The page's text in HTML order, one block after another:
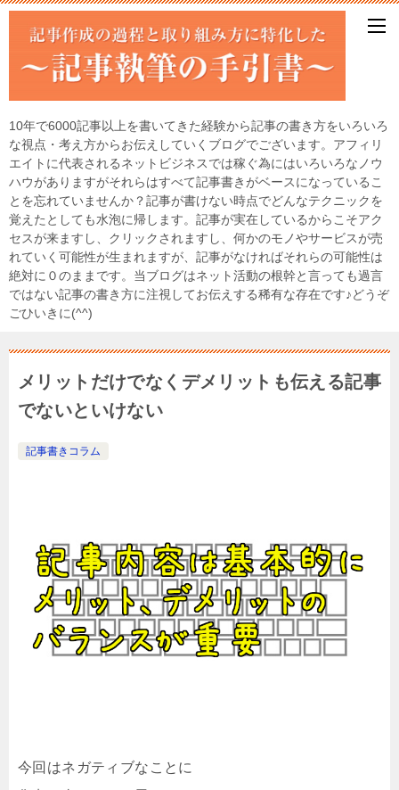
10年で6000記事以上を書いてきた経験から記事の書き方をいろいろ
な視点・考え方からお伝えしていくブログでございます。アフィリ
エイトに代表されるネットビジネスでは稼ぐ為にはいろいろなノウ
ハウがありますがそれらはすべて記事書きがベースになっているこ
とを忘れていませんか？記事が書けない時点でどんなテクニックを
覚えたとしても水泡に帰します。記事が実在しているからこそアク
セスが来ますし、クリックされますし、何かのモノやサービスが売
れていく可能性が生まれますが、記事がなければそれらの可能性は
絶対に０のままです。当ブログはネット活動の根幹と言っても過言
ではない記事の書き方に注視してお伝えする稀有な存在です♪どうぞ
ごひいきに(^^)
メリットだけでなくデメリットも伝える記事
でないといけない
記事書きコラム
今回はネガティブなことに